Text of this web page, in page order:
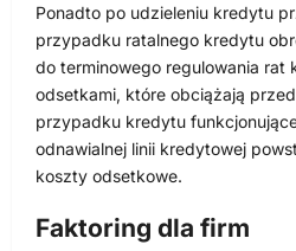
Ponadto po udzieleniu kredytu
przypadku ratalnego kredytu
do terminowego regulowania rat
odsetkami, które obciążają
przypadku kredytu
odnawialnej linii kredytowej
koszty odsetkowe.
Faktoring dla firm